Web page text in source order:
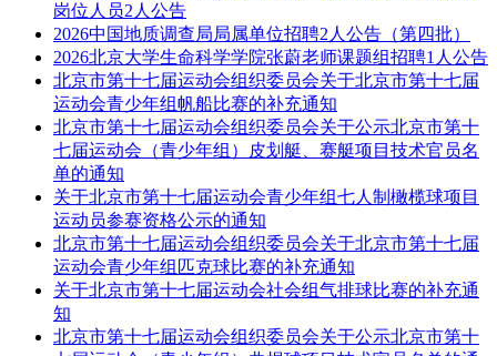
岗位人员2人公告
2026中国地质调查局局属单位招聘2人公告（第四批）
2026北京大学生命科学学院张蔚老师课题组招聘1人公告
北京市第十七届运动会组织委员会关于北京市第十七届
运动会青少年组帆船比赛的补充通知
北京市第十七届运动会组织委员会关于公示北京市第十
七届运动会（青少年组）皮划艇、赛艇项目技术官员名
单的通知
关于北京市第十七届运动会青少年组七人制橄榄球项目
运动员参赛资格公示的通知
北京市第十七届运动会组织委员会关于北京市第十七届
运动会青少年组匹克球比赛的补充通知
关于北京市第十七届运动会社会组气排球比赛的补充通
知
北京市第十七届运动会组织委员会关于公示北京市第十